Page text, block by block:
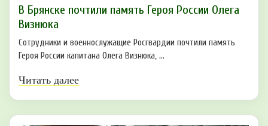
В Брянске почтили память Героя России Олега
Визнюка
Сотрудники и военнослужащие Росгвардии почтили память
Героя России капитана Олега Визнюка, ...
Читать далее